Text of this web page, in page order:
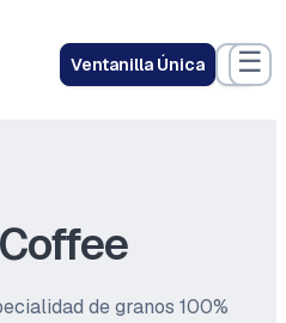
Ventanilla Única ☰
de granos 100%